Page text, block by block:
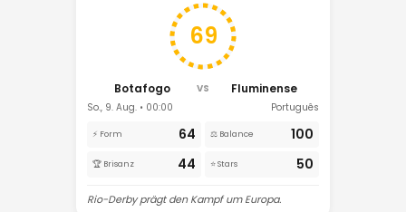
69
Botafogo VS Fluminense
So., 9. Aug. • 00:00 Português
⚡ Form 64 ⚖️ Balance 100
🏆 Brisanz 44 ⭐ Stars 50
Rio-Derby prägt den Kampf um Europa.